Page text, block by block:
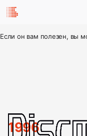
Если он вам полезен, вы
1996